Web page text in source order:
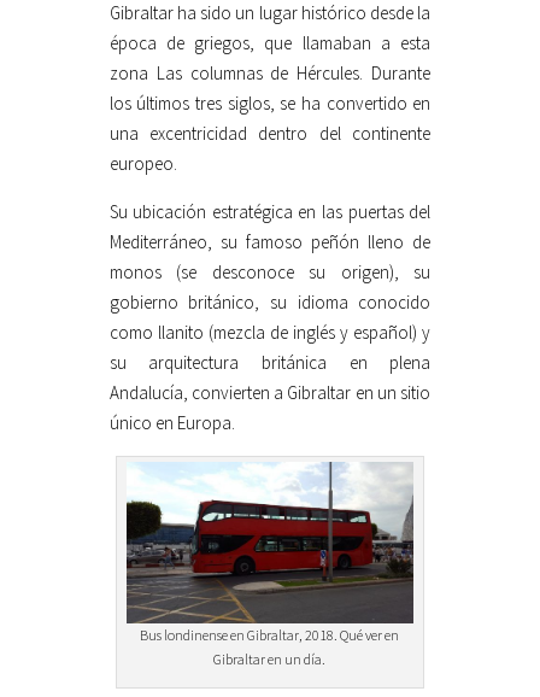
Gibraltar ha sido un lugar histórico desde la
época de griegos, que llamaban a esta
zona Las columnas de Hércules. Durante
los últimos tres siglos, se ha convertido en
una excentricidad dentro del continente
europeo.
Su ubicación estratégica en las puertas del
Mediterráneo, su famoso peñón lleno de
monos (se desconoce su origen), su
gobierno británico, su idioma conocido
como llanito (mezcla de inglés y español) y
su arquitectura británica en plena
Andalucía, convierten a Gibraltar en un sitio
único en Europa.
Bus londinense en Gibraltar, 2018. Qué ver en
Gibraltar en un día.